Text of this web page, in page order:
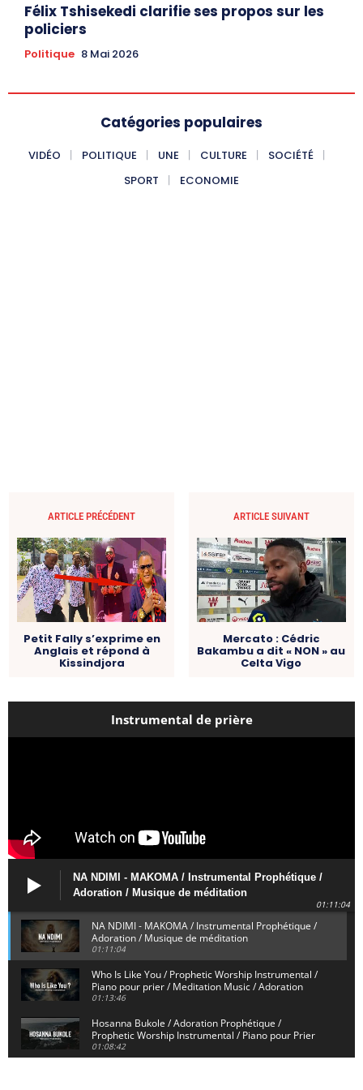
Félix Tshisekedi clarifie ses propos sur les
policiers
Politique 8 Mai 2026
Catégories populaires
VIDÉO POLITIQUE UNE CULTURE
SOCIÉTÉ
SPORT
ECONOMIE
ARTICLE PRÉCÉDENT
Petit Fally s’exprime en
Anglais et répond à
Kissindjora
ARTICLE SUIVANT
Mercato : Cédric
Bakambu a dit « NON » au
Celta Vigo
Instrumental de prière
NA NDIMI - MAKOMA / Instrumental Prophétique /
Adoration / Musique de méditation
01:11:04
NA NDIMI - MAKOMA / Instrumental Prophétique /
Adoration / Musique de méditation
01:11:04
Who Is Like You / Prophetic Worship Instrumental /
Piano pour prier / Meditation Music / Adoration
01:13:46
Hosanna Bukole / Adoration Prophétique /
Prophetic Worship Instrumental / Piano pour Prier
01:08:42